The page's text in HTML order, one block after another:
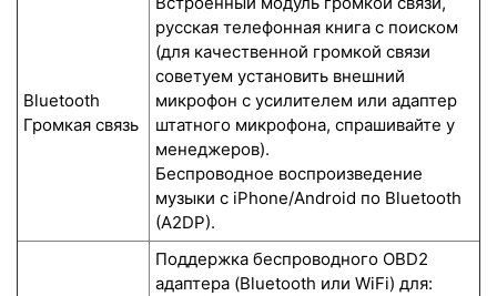
Bluetooth
Громкая связь
русская телефонная книга с поиском
(для качественной громкой связи
советуем установить внешний
микрофон с усилителем или адаптер
штатного микрофона, спрашивайте у
менеджеров).
Беспроводное воспроизведение
музыки с iPhone/Android по Bluetooth
(A2DP).
Поддержка беспроводного OBD2
адаптера (Bluetooth или WiFi) для: